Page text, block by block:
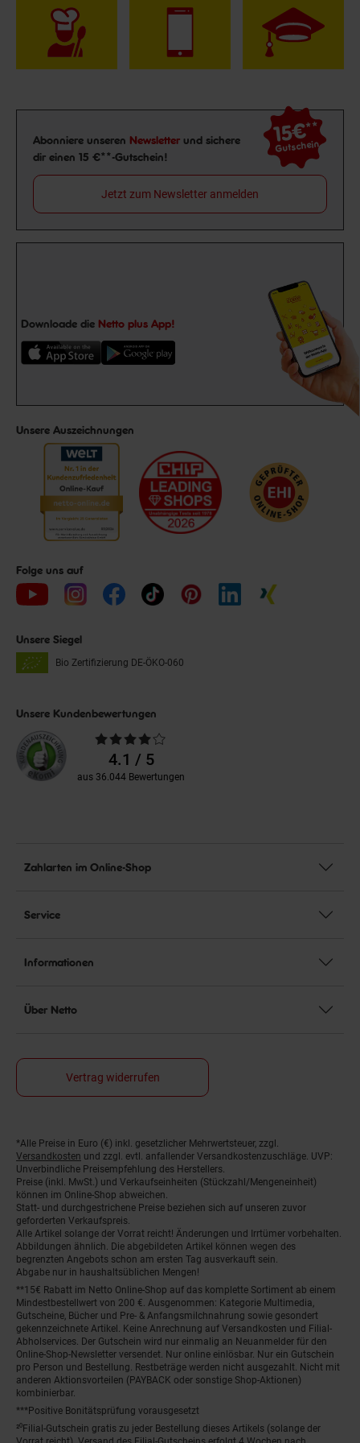
Newsletter Anmeldung
Abonniere unseren Newsletter und sichere
dir einen 15 €**-Gutschein!
15€**
Gutschein
Jetzt zum Newsletter anmelden
Downloade die Netto plus App!
Unsere Auszeichnungen
Folge uns auf
Unsere Siegel
Bio Zertifizierung DE-ÖKO-060
Unsere Kundenbewertungen
Durchschnittliche
Bewertungen4.1 / 5
aus 36.044 Bewertungen
Zahlarten im Online-Shop
Service
Informationen
Über Netto
Vertrag widerrufen
Fußnoten
*Alle Preise in Euro (€) inkl. gesetzlicher Mehrwertsteuer, zzgl.
Versandkosten und zzgl. evtl. anfallender Versandkostenzuschläge. UVP:
Unverbindliche Preisempfehlung des Herstellers.
Preise (inkl. MwSt.) und Verkaufseinheiten (Stückzahl/Mengeneinheit)
können im Online-Shop abweichen.
Statt- und durchgestrichene Preise beziehen sich auf unseren zuvor
geforderten Verkaufspreis.
Alle Artikel solange der Vorrat reicht! Änderungen und Irrtümer vorbehalten.
Abbildungen ähnlich. Die abgebildeten Artikel können wegen des
begrenzten Angebots schon am ersten Tag ausverkauft sein.
Abgabe nur in haushaltsüblichen Mengen!
**15€ Rabatt im Netto Online-Shop auf das komplette Sortiment ab einem
Mindestbestellwert von 200 €. Ausgenommen: Kategorie Multimedia,
Gutscheine, Bücher und Pre- & Anfangsmilchnahrung sowie gesondert
gekennzeichnete Artikel. Keine Anrechnung auf Versandkosten und Filial-
Abholservices. Der Gutschein wird nur einmalig an Neuanmelder für den
Online-Shop-Newsletter versendet. Nur online einlösbar. Nur ein Gutschein
pro Person und Bestellung. Restbeträge werden nicht ausgezahlt. Nicht mit
anderen Aktionsvorteilen (PAYBACK oder sonstige Shop-Aktionen)
kombinierbar.
***Positive Bonitätsprüfung vorausgesetzt
²⁰Filial-Gutschein gratis zu jeder Bestellung dieses Artikels (solange der